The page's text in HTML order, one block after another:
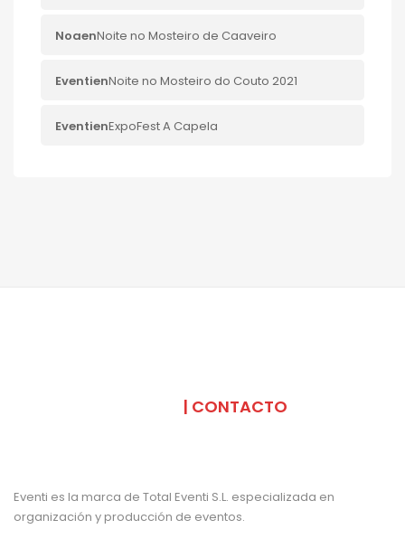
NoaenNoite no Mosteiro de Caaveiro
EventienNoite no Mosteiro do Couto 2021
EventienExpoFest A Capela
| CONTACTO
Eventi es la marca de Total Eventi S.L. especializada en
organización y producción de eventos.